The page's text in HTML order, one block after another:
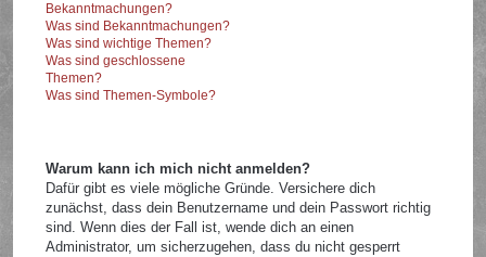
Bekanntmachungen?
Was sind Bekanntmachungen?
Was sind wichtige Themen?
Was sind geschlossene
Themen?
Was sind Themen-Symbole?
Warum kann ich mich nicht anmelden?
Dafür gibt es viele mögliche Gründe. Versichere dich
zunächst, dass dein Benutzername und dein Passwort richtig
sind. Wenn dies der Fall ist, wende dich an einen
Administrator, um sicherzugehen, dass du nicht gesperrt